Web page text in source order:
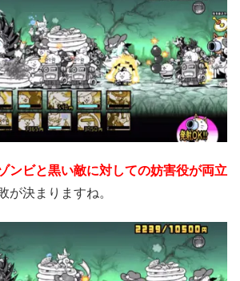
ンビと黒い敵に対しての妨害役が両立
が決まりますね。